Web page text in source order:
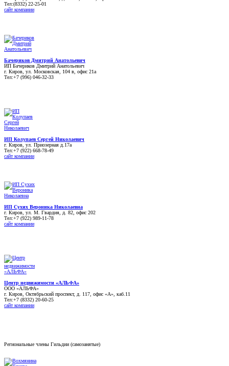
Тел:(8332) 22-25-01
сайт компании
Бачериков Дмитрий Анатольевич
ИП Бачериков Дмитрий Анатольевич
г. Киров, ул. Московская, 104 в, офис 21а
Тел:+7 (996) 046-32-33
ИП Колупаев Сергей Николаевич
г. Киров, ул. Приозерная д.17а
Тел:+7 (922) 668-78-49
сайт компании
ИП Сухих Вероника Николаевна
г. Киров, ул. М. Гвардия, д. 82, офис 202
Тел:+7 (922) 989-11-78
сайт компании
Центр недвижимости «АЛЬФА»
ООО «АЛЬФА»
г. Киров, Октябрьский проспект, д. 117, офис «А», каб.11
Тел:+7 (8332) 20-60-25
сайт компании
Региональные члены Гильдии (самозанятые)